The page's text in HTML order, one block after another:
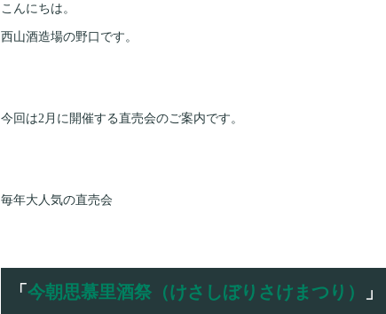
こんにちは。
西山酒造場の野口です。
今回は2月に開催する直売会のご案内です。
毎年大人気の直売会
「 今朝思慕里酒祭（けさしぼりさけまつり） 」